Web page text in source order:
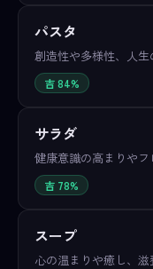
パスタ
創造性や多様性、人生
吉 84%
サラダ
健康意識の高まりや
吉 78%
スープ
心の温まりや癒し、滋